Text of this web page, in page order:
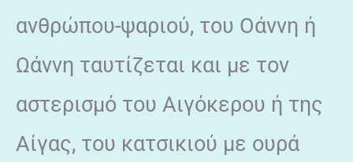
ανθρώπου-ψαριού, του Οάννη ή
Ωάννη ταυτίζεται και με τον
αστερισμό του Αιγόκερου ή της
Αίγας, του κατσικιού με ουρά